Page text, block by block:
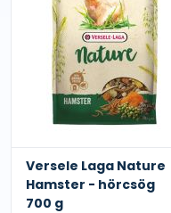
Versele Laga Nature
Hamster - hörcsög
700 g